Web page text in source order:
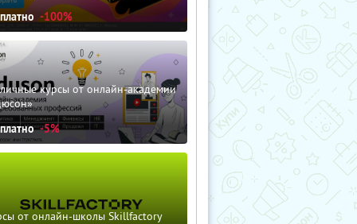
-100%
курсы от онлайн-академии
-5%
от онлайн-школы Skillfactory